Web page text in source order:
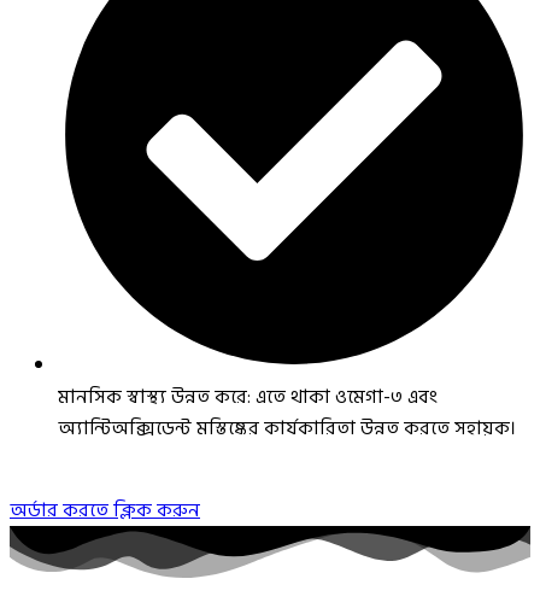
মানসিক স্বাস্থ্য উন্নত করে: এতে থাকা ওমেগা-৩ এবং
অ্যান্টিঅক্সিডেন্ট মস্তিষ্কের কার্যকারিতা উন্নত করতে সহায়ক।
অর্ডার করতে ক্লিক করুন